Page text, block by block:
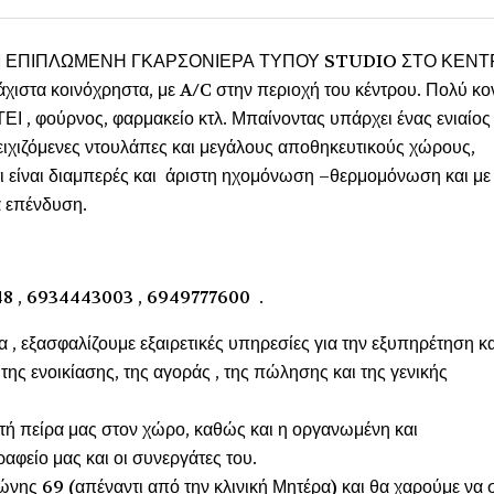
ΕΠΙΠΛΩΜΕΝΗ ΓΚΑΡΣΟΝΙΕΡΑ ΤΥΠΟΥ STUDIO ΣΤΟ
κοινόχρηστα, με A/C στην περιοχή του κέντρου. Πολύ
, φούρνος, φαρμακείο κτλ. Μπαίνοντας υπάρχει ένας ενιαίος
ντουλάπες και μεγάλους αποθηκευτικούς χώρους,
είναι διαμπερές και άριστη ηχομόνωση –θερμομόνωση και με
επένδυση.
, 6934443003 , 6949777600 .
εξασφαλίζουμε εξαιρετικές υπηρεσίες για την εξυπηρέτηση
ενοικίασης, της αγοράς , της πώλησης και της γενικής
πείρα μας στον χώρο, καθώς και η οργανωμένη και
μας και οι συνεργάτες του.
69 (απέναντι από την κλινική Μητέρα) και θα χαρούμε να